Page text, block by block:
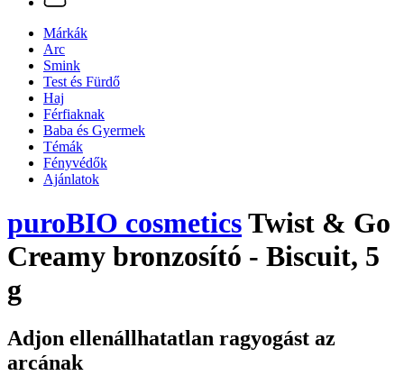
Márkák
Arc
Smink
Test és Fürdő
Haj
Férfiaknak
Baba és Gyermek
Témák
Fényvédők
Ajánlatok
puroBIO cosmeticsTwist & Go
Creamy bronzosító - Biscuit, 5
g
Adjon ellenállhatatlan ragyogást az
arcának